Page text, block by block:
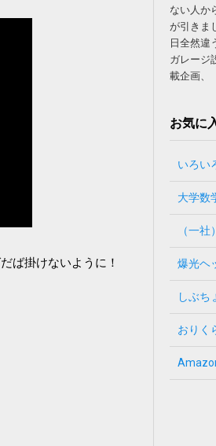
ば掛けないように！
ない人か
が引きま
日全然違
ガレージ
載企画、
お気に
いろい
大学数
（一
爆光ヘ
しぶち
おりく